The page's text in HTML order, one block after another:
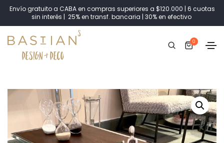
Envío gratuito a CABA en compras superiores a $120.000 | 6 cuotas
sin interés | 25% en transf. bancaria | 30% en efectivo
0